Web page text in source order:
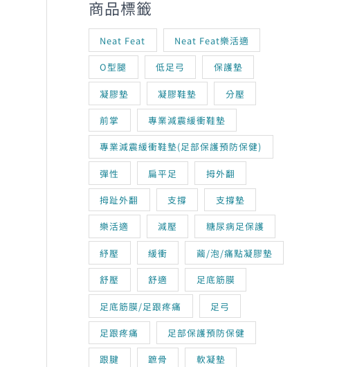
商品標籤
Neat Feat Neat Feat樂活適
O型腿 低足弓 保護墊
凝膠墊 凝膠鞋墊 分壓
前掌 專業減震緩衝鞋墊
專業減震緩衝鞋墊(足部保護預防保健)
彈性 扁平足 拇外翻
拇趾外翻 支撐 支撐墊
樂活適 減壓 糖尿病足保護
紓壓 緩衝 繭/泡/痛點凝膠墊
舒壓 舒適 足底筋膜
足底筋膜/足跟疼痛 足弓
足跟疼痛 足部保護預防保健
跟腱 蹠骨 軟凝墊